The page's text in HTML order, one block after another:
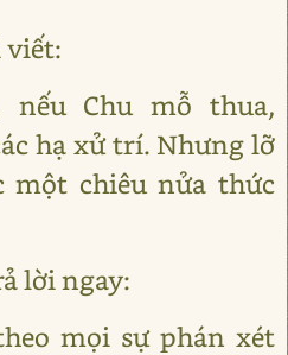
viết:
nếu Chu mỗ thua,
hạ xử trí. Nhưng lỡ
một chiêu nửa thức
lời ngay:
mọi sự phán xét